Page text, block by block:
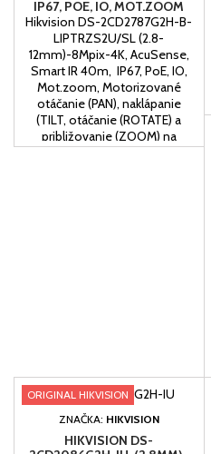
IP67, POE, IO, MOT.ZOOM
Hikvision DS-2CD2787G2H-B-
LIPTRZS2U/SL (2.8-
12mm)-8Mpix-4K, AcuSense,
Smart IR 40m, IP67, PoE, IO,
Mot.zoom, Motorizované
otáčanie (PAN), naklápanie
(TILT, otáčanie (ROTATE) a
približovanie (ZOOM) na
jednoduchú inštaláciu a
ORIGINAL HIKVISION
ZNAČKA: HIKVISION
HIKVISION DS-